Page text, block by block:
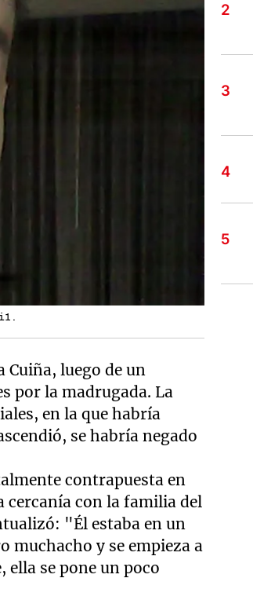
Cuiña, luego de un
por la madrugada. La
en la que habría
se habría negado
contrapuesta en
cercanía con la familia del
"Él estaba en un
muchacho y se empieza a
ella se pone un poco